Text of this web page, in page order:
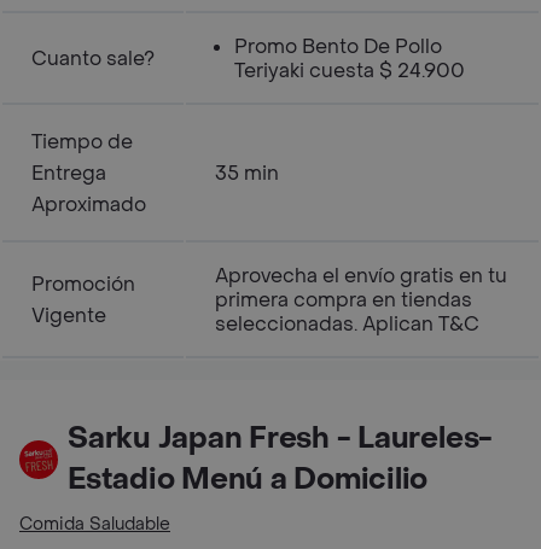
Cuanto sale?
Promo Bento De Pollo
Teriyaki cuesta $ 24.900
Tiempo de
Entrega
Aproximado
35 min
Promoción
Vigente
Aprovecha el envío gratis en tu
primera compra en tiendas
seleccionadas. Aplican T&C
Sarku Japan Fresh - Laureles-
Estadio Menú a Domicilio
Comida Saludable